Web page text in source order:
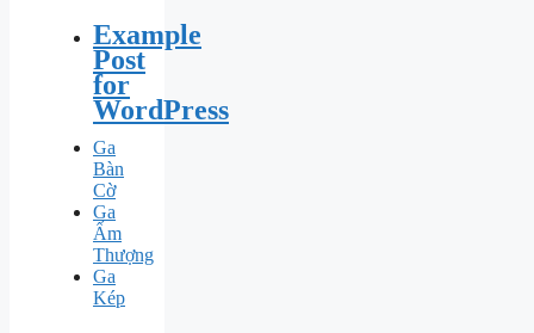
Example
Post
for
WordPress
Ga
Bàn
Cờ
Ga
Ấm
Thượng
Ga
Kép